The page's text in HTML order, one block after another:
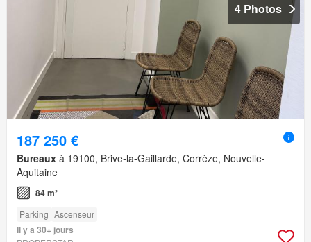
4 Photos
187 250 €
Bureaux à 19100, Brive-la-Gaillarde, Corrèze, Nouvelle-
Aquitaine
84 m²
Parking Ascenseur
Il y a 30+ jours